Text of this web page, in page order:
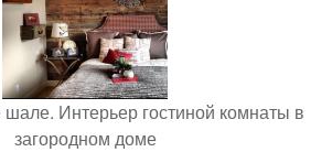
шале. Интерьер гостиной комнаты в
загородном доме